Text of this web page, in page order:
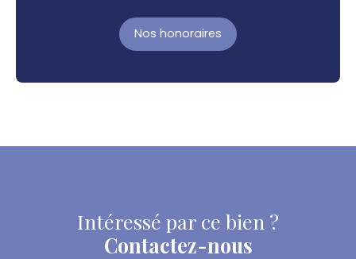
Nos honoraires
Intéressé par ce bien ?
Contactez-nous